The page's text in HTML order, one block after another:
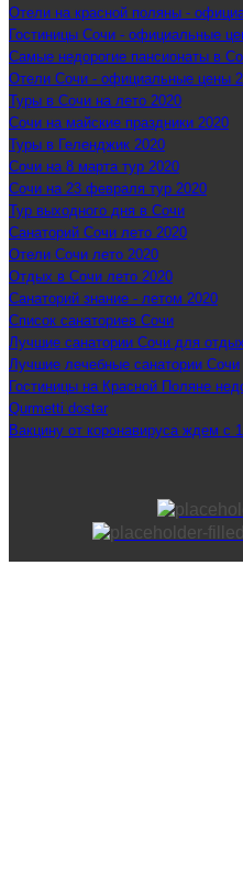
Отели на красной поляны -
Гостиницы Сочи - официальные
Самые недорогие пансионаты в
Отели Сочи - официальные цены
Туры в Сочи на лето 2020
Сочи на майские праздники 2020
Туры в Геленджик 2020
Сочи на 8 марта тур 2020
Сочи на 23 февраля тур 2020
Тур выходного дня в Сочи
Санаторий Сочи лето 2020
Отели Сочи лето 2020
Отдых в Сочи лето 2020
Санаторий знание - летом 2020
Список санаториев Сочи
Лучшие санатории Сочи для
Лучшие лечебные санатории Сочи
Гостиницы на Красной Поляне
Qurmetti dostar
Вакцину от коронавируса ждем с